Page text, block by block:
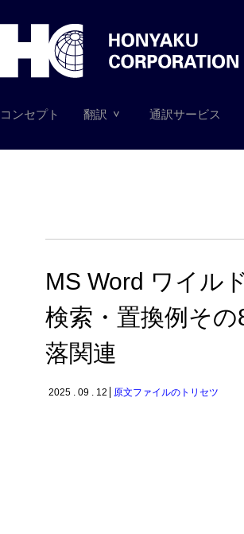
コンセプト 翻訳 通訳サービス
MS Word ワイル
検索・置換例そ
落関連
2025 . 09 . 12 原文ファイルのトリセツ